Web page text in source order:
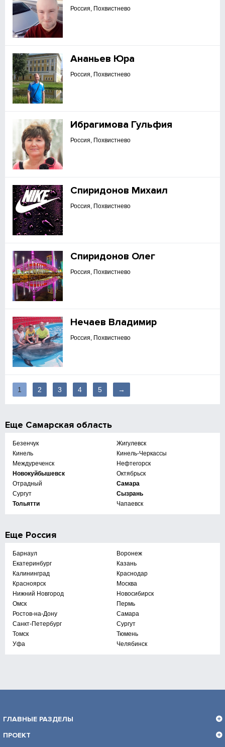
Россия, Похвистнево
Ананьев Юра
Россия, Похвистнево
Ибрагимова Гульфия
Россия, Похвистнево
Спиридонов Михаил
Россия, Похвистнево
Спиридонов Олег
Россия, Похвистнево
Нечаев Владимир
Россия, Похвистнево
1 2 3 4 5 →
Еще Самарская область
Безенчук
Жигулевск
Кинель
Кинель-Черкассы
Междуреченск
Нефтегорск
Новокуйбышевск
Октябрьск
Отрадный
Самара
Сургут
Сызрань
Тольятти
Чапаевск
Еще Россия
Барнаул
Воронеж
Екатеринбург
Казань
Калининград
Краснодар
Красноярск
Москва
Нижний Новгород
Новосибирск
Омск
Пермь
Ростов-на-Дону
Самара
Санкт-Петербург
Сургут
Томск
Тюмень
Уфа
Челябинск
ГЛАВНЫЕ РАЗДЕЛЫ
ПРОЕКТ